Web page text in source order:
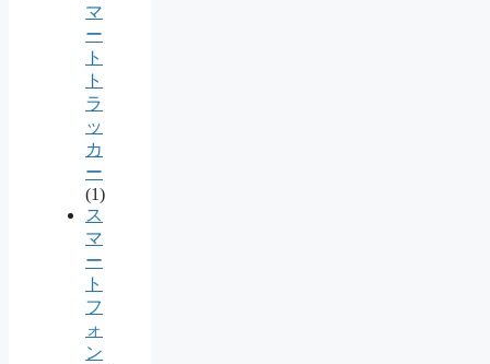
マ
ー
ト
ト
ラ
ッ
カ
ー
(1)
ス
マ
ー
ト
フ
ォ
ン